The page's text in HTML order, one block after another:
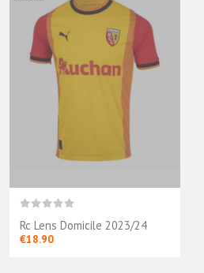
Rc Lens Domicile 2023/24
€18.90